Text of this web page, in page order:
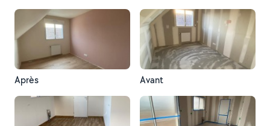
Après Avant